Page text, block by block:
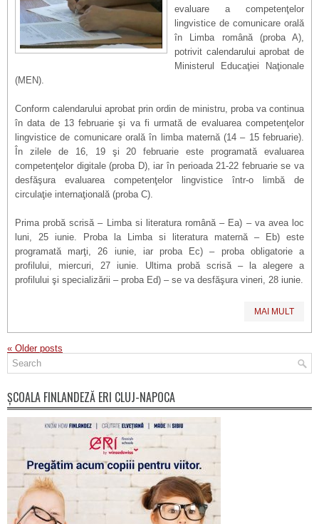
evaluare a competenţelor
lingvistice de comunicare orală
în Limba română (proba A),
potrivit calendarului aprobat de
Ministerul Educaţiei Naţionale
(MEN).
Conform calendarului aprobat prin ordin de ministru, proba va continua
în data de 13 februarie şi va fi urmată de evaluarea competenţelor
lingvistice de comunicare orală în limba maternă (14 – 15 februarie).
În zilele de 16, 19 şi 20 februarie este programată evaluarea
competenţelor digitale (proba D), iar în perioada 21-22 februarie se va
desfăşura evaluarea competenţelor lingvistice într-o limbă de
circulaţie internaţională (proba C).
Prima probă scrisă – Limba si literatura română – Ea) – va avea loc
luni, 25 iunie. Proba la Limba si literatura maternă – Eb) este
programată marţi, 26 iunie, iar proba Ec) – proba obligatorie a
profilului, miercuri, 27 iunie. Ultima probă scrisă – la alegere a
profilului şi specializării – proba Ed) – se va desfăşura vineri, 28 iunie.
MAI MULT
« Older posts
ȘCOALA FINLANDEZĂ ERI CLUJ-NAPOCA